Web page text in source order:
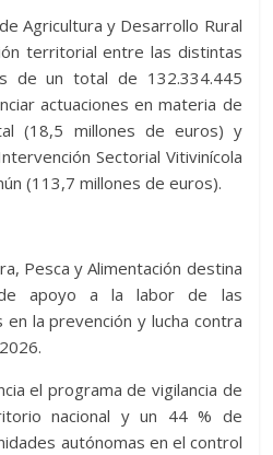
Agricultura y Desarrollo Rural
territorial entre las distintas
de un total de 132.334.445
actuaciones en materia de
(18,5 millones de euros) y
Sectorial Vitivinícola
(113,7 millones de euros).
Pesca y Alimentación destina
apoyo a la labor de las
la prevención y lucha contra
el programa de vigilancia de
nacional y un 44 % de
autónomas en el control